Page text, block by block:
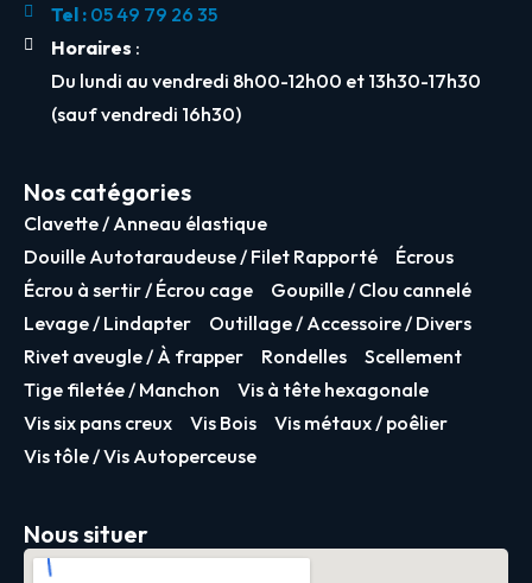
Tel :05 49 79 26 35
Horaires :
Du lundi au vendredi 8h00-12h00 et 13h30-17h30
(sauf vendredi 16h30)
Nos catégories
Clavette / Anneau élastique
Douille Autotaraudeuse / Filet Rapporté
Écrous
Écrou à sertir / Écrou cage
Goupille / Clou cannelé
Levage / Lindapter
Outillage / Accessoire / Divers
Rivet aveugle / À frapper
Rondelles
Scellement
Tige filetée / Manchon
Vis à tête hexagonale
Vis six pans creux
Vis Bois
Vis métaux / poêlier
Vis tôle / Vis Autoperceuse
Nous situer